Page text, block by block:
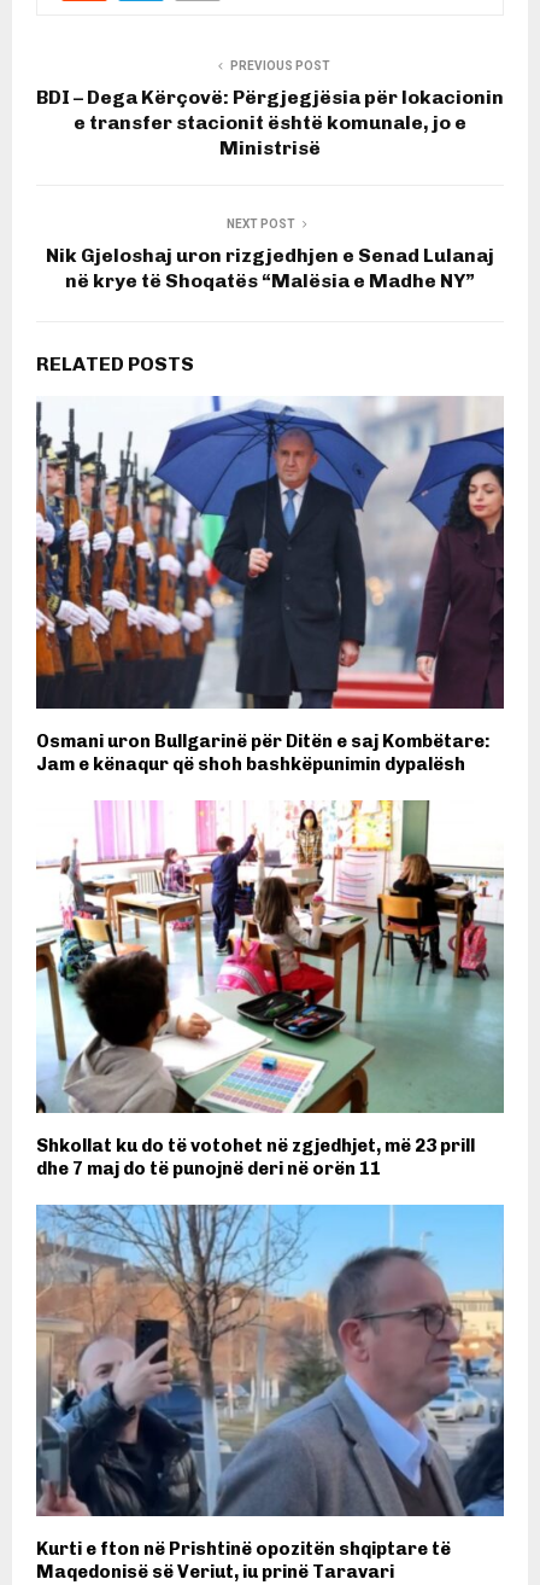
PREVIOUS POST
BDI – Dega Kërçovë: Përgjegjësia për lokacionin
e transfer stacionit është komunale, jo e
Ministrisë
NEXT POST
Nik Gjeloshaj uron rizgjedhjen e Senad Lulanaj
në krye të Shoqatës “Malësia e Madhe NY”
RELATED POSTS
Osmani uron Bullgarinë për Ditën e saj Kombëtare:
Jam e kënaqur që shoh bashkëpunimin dypalësh
Shkollat ku do të votohet në zgjedhjet, më 23 prill
dhe 7 maj do të punojnë deri në orën 11
Kurti e fton në Prishtinë opozitën shqiptare të
Maqedonisë së Veriut, iu prinë Taravari